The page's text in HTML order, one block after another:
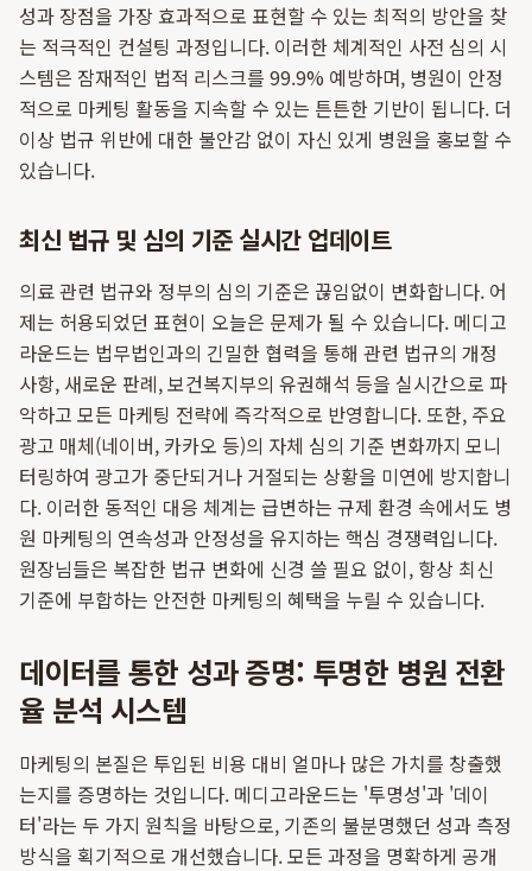
성과 장점을 가장 효과적으로 표현할 수 있는 최적의 방안을 찾
는 적극적인 컨설팅 과정입니다. 이러한 체계적인 사전 심의 시
스템은 잠재적인 법적 리스크를 99.9% 예방하며, 병원이 안정
적으로 마케팅 활동을 지속할 수 있는 튼튼한 기반이 됩니다. 더
이상 법규 위반에 대한 불안감 없이 자신 있게 병원을 홍보할 수
있습니다.
최신 법규 및 심의 기준 실시간 업데이트
의료 관련 법규와 정부의 심의 기준은 끊임없이 변화합니다. 어
제는 허용되었던 표현이 오늘은 문제가 될 수 있습니다. 메디고
라운드는 법무법인과의 긴밀한 협력을 통해 관련 법규의 개정
사항, 새로운 판례, 보건복지부의 유권해석 등을 실시간으로 파
악하고 모든 마케팅 전략에 즉각적으로 반영합니다. 또한, 주요
광고 매체(네이버, 카카오 등)의 자체 심의 기준 변화까지 모니
터링하여 광고가 중단되거나 거절되는 상황을 미연에 방지합니
다. 이러한 동적인 대응 체계는 급변하는 규제 환경 속에서도 병
원 마케팅의 연속성과 안정성을 유지하는 핵심 경쟁력입니다.
원장님들은 복잡한 법규 변화에 신경 쓸 필요 없이, 항상 최신
기준에 부합하는 안전한 마케팅의 혜택을 누릴 수 있습니다.
데이터를 통한 성과 증명: 투명한 병원 전환
율 분석 시스템
마케팅의 본질은 투입된 비용 대비 얼마나 많은 가치를 창출했
는지를 증명하는 것입니다. 메디고라운드는 '투명성'과 '데이
터'라는 두 가지 원칙을 바탕으로, 기존의 불분명했던 성과 측정
방식을 획기적으로 개선했습니다. 모든 과정을 명확하게 공개